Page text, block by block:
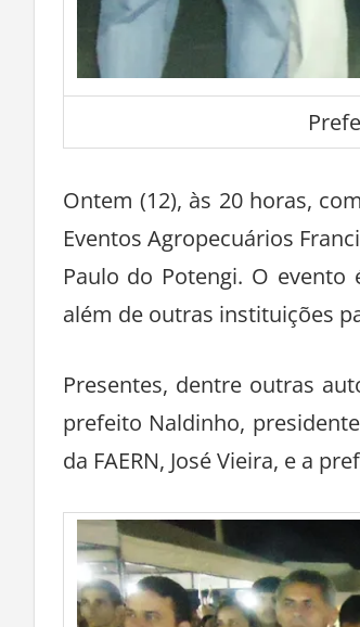
Ontem (12), às 20 horas,
Eventos Agropecuários
Paulo do Potengi. O
além de outras instituições
Presentes, dentre outras
prefeito Naldinho,
da FAERN, José Vieira, e a